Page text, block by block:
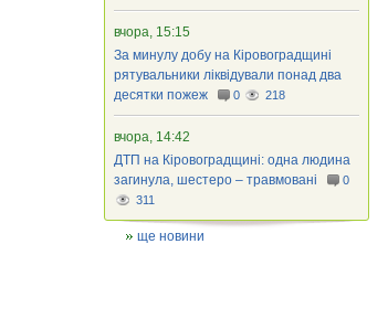
вчора, 15:15
За минулу добу на Кіровоградщині
рятувальники ліквідували понад два
десятки пожеж
0 218
вчора, 14:42
ДТП на Кіровоградщині: одна людина
загинула, шестеро – травмовані
0
311
ще новини